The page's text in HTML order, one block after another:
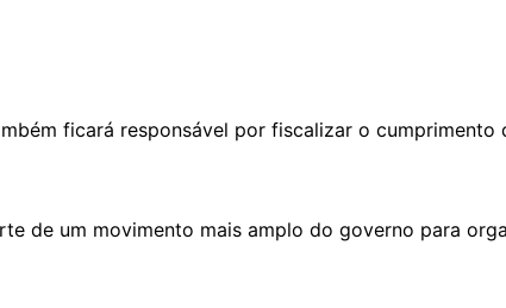
ficará responsável por fiscalizar o cumprimento
de um movimento mais amplo do governo para